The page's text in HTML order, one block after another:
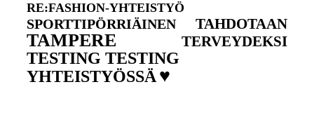
RE:FASHION-YHTEISTYÖ
SPORTTIPÖRRIÄINEN TAHDOTAAN
TAMPERE TERVEYDEKSI
TESTING TESTING
YHTEISTYÖSSÄ ♥